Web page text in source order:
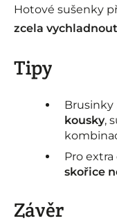
Hotové sušenky
zcela vychladnout
Tipy
Brusinky
kousky,
Pro
skořice
Závěr